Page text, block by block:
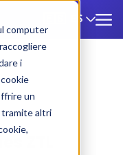
computer
i
un
tramite altri
ES
ZTL